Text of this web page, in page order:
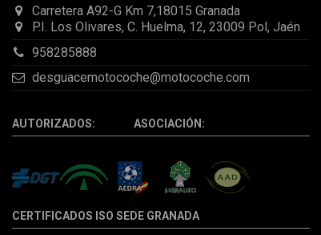
Carretera A92-G Km 7,18015 Granada
P.I. Los Olivares, C. Huelma, 12, 23009 Pol, Jaén
958285888
desguacemotocoche@motocoche.com
AUTORIZADOS: ASOCIACIÓN:
CERTIFICADOS ISO SEDE GRANADA